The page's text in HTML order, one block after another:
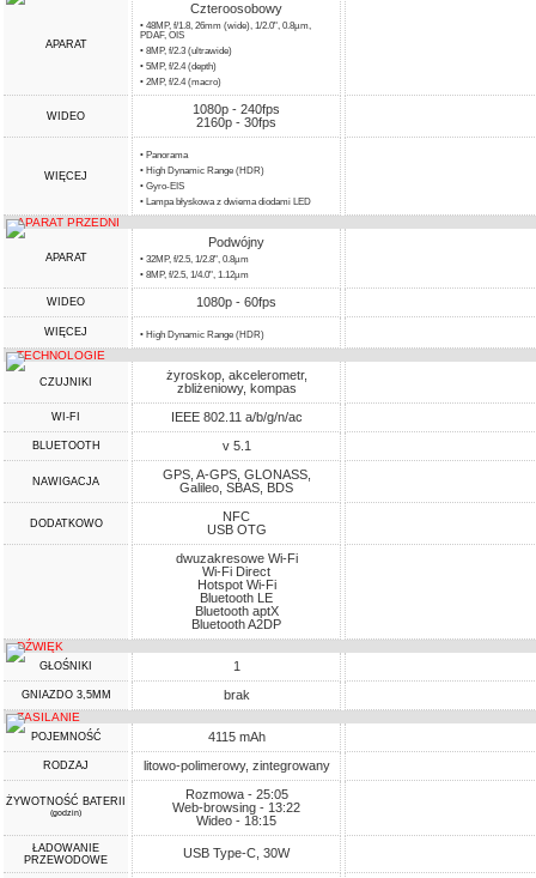
APARAT
Czteroosobowy
• 48MP, f/1.8, 26mm (wide), 1/2.0", 0.8µm,
PDAF, OIS
• 8MP, f/2.3 (ultrawide)
• 5MP, f/2.4 (depth)
• 2MP, f/2.4 (macro)
WIDEO
1080p - 240fps
2160p - 30fps
WIĘCEJ
• Panorama
• High Dynamic Range (HDR)
• Gyro-EIS
• Lampa błyskowa z dwiema diodami LED
APARAT PRZEDNI
APARAT
Podwójny
• 32MP, f/2.5, 1/2.8", 0.8µm
• 8MP, f/2.5, 1/4.0", 1.12µm
WIDEO 1080p - 60fps
WIĘCEJ • High Dynamic Range (HDR)
TECHNOLOGIE
CZUJNIKI
żyroskop, akcelerometr,
zbliżeniowy, kompas
WI-FI IEEE 802.11 a/b/g/n/ac
BLUETOOTH v 5.1
NAWIGACJA
GPS, A-GPS, GLONASS,
Galileo, SBAS, BDS
DODATKOWO
NFC
USB OTG
dwuzakresowe Wi-Fi
Wi-Fi Direct
Hotspot Wi-Fi
Bluetooth LE
Bluetooth aptX
Bluetooth A2DP
DŹWIĘK
GŁOŚNIKI 1
GNIAZDO 3,5MM brak
ZASILANIE
POJEMNOŚĆ 4115 mAh
RODZAJ litowo-polimerowy, zintegrowany
ŻYWOTNOŚĆ BATERII
(godzin)
Rozmowa - 25:05
Web-browsing - 13:22
Wideo - 18:15
ŁADOWANIE
PRZEWODOWE
USB Type-C, 30W